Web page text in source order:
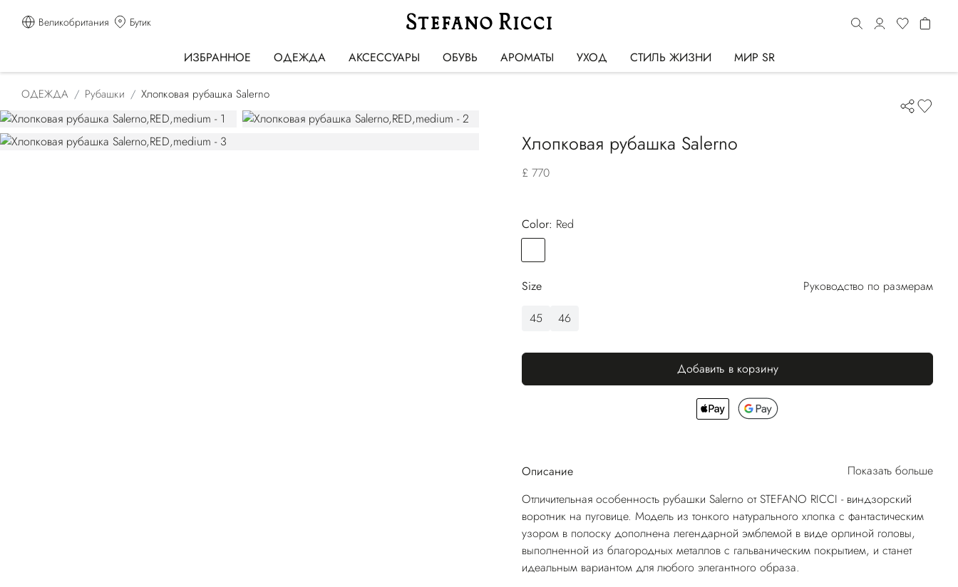
Великобритания Бутик
ИЗБРАННОЕ ОДЕЖДА АКСЕССУАРЫ ОБУВЬ АРОМАТЫ УХОД СТИЛЬ ЖИЗНИ МИР SR
ОДЕЖДА Рубашки Хлопковая рубашка Salerno
Хлопковая рубашка Salerno
£ 770
Color:
red
Size
Руководство по размерам
45
46
Добавить в корзину
Описание
Показать больше
Отличительная особенность рубашки Salerno от STEFANO RICCI - виндзорский
воротник на пуговице. Модель из тонкого натурального хлопка с фантастическим
узором в полоску дополнена легендарной эмблемой в виде орлиной головы,
выполненной из благородных металлов с гальваническим покрытием, и станет
идеальным вариантом для любого элегантного образа.